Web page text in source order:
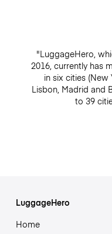
"LuggageHero,
2016, currently has
in six cities (New
Lisbon, Madrid and
to 39
LuggageHero
Home